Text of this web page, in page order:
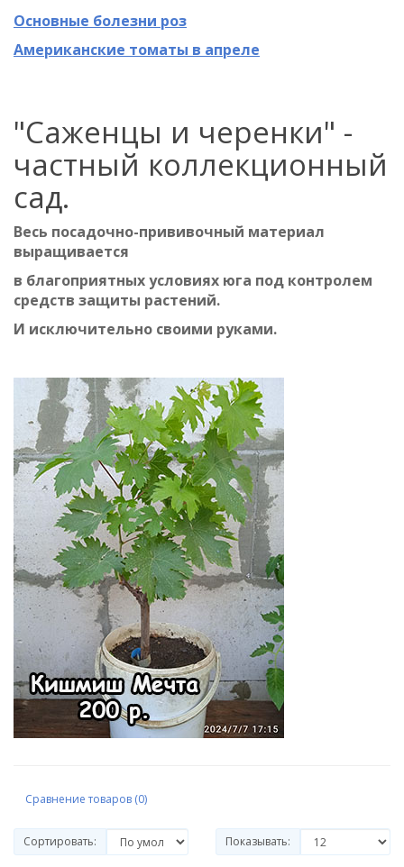
Основные болезни роз
Американские томаты в апреле
"Саженцы и черенки" -
частный коллекционный
сад.
Весь посадочно-прививочный материал
выращивается
в благоприятных условиях юга под контролем
средств защиты растений.
И исключительно своими руками.
Сравнение товаров (0)
Сортировать: Показывать: